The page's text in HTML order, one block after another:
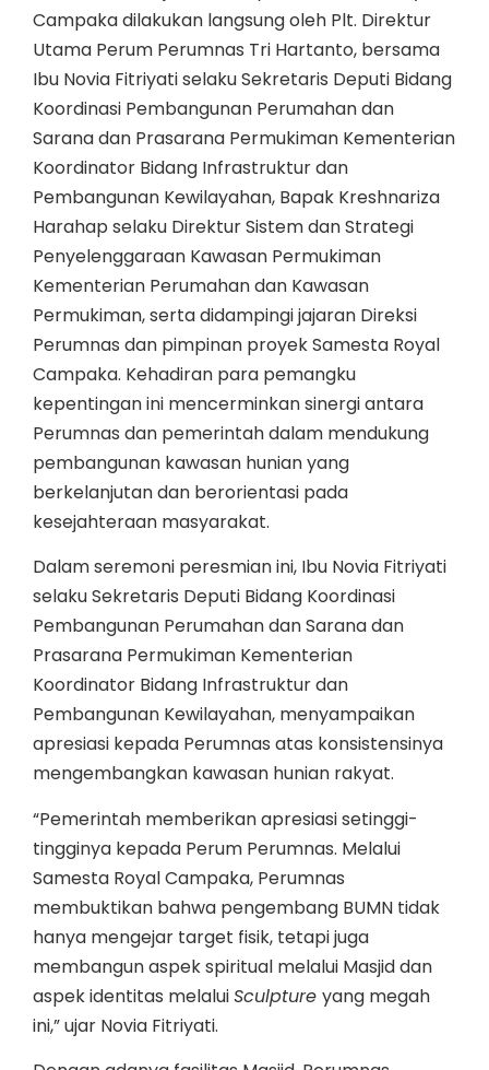
Campaka dilakukan langsung oleh Plt. Direktur
Utama Perum Perumnas Tri Hartanto, bersama
Ibu Novia Fitriyati selaku Sekretaris Deputi Bidang
Koordinasi Pembangunan Perumahan dan
Sarana dan Prasarana Permukiman Kementerian
Koordinator Bidang Infrastruktur dan
Pembangunan Kewilayahan, Bapak Kreshnariza
Harahap selaku Direktur Sistem dan Strategi
Penyelenggaraan Kawasan Permukiman
Kementerian Perumahan dan Kawasan
Permukiman, serta didampingi jajaran Direksi
Perumnas dan pimpinan proyek Samesta Royal
Campaka. Kehadiran para pemangku
kepentingan ini mencerminkan sinergi antara
Perumnas dan pemerintah dalam mendukung
pembangunan kawasan hunian yang
berkelanjutan dan berorientasi pada
kesejahteraan masyarakat.
Dalam seremoni peresmian ini, Ibu Novia Fitriyati
selaku Sekretaris Deputi Bidang Koordinasi
Pembangunan Perumahan dan Sarana dan
Prasarana Permukiman Kementerian
Koordinator Bidang Infrastruktur dan
Pembangunan Kewilayahan, menyampaikan
apresiasi kepada Perumnas atas konsistensinya
mengembangkan kawasan hunian rakyat.
“Pemerintah memberikan apresiasi setinggi-
tingginya kepada Perum Perumnas. Melalui
Samesta Royal Campaka, Perumnas
membuktikan bahwa pengembang BUMN tidak
hanya mengejar target fisik, tetapi juga
membangun aspek spiritual melalui Masjid dan
aspek identitas melaluiSculpture yang megah
ini,” ujar Novia Fitriyati.